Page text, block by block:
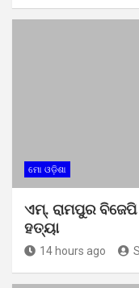
ମୋ ଓଡ଼ିଶା
ଏମ୍. ରାମପୁର
ହତ୍ୟା
14 hours ago